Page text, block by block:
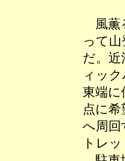
風薫
って
だ。近
ィッ
東端
点に
へ周回
トレ